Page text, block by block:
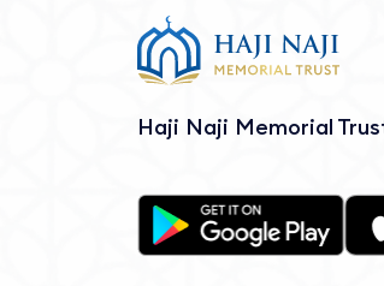
Haji Naji Memorial